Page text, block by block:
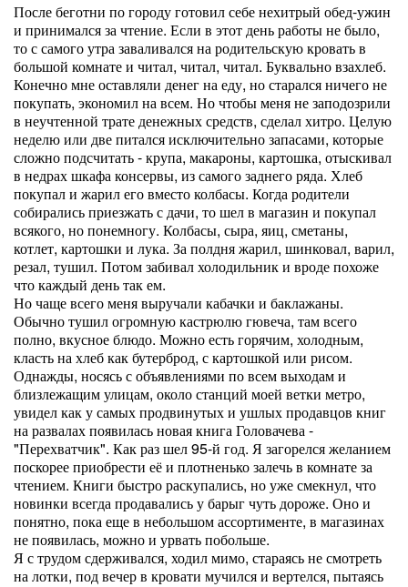
После беготни по городу готовил себе нехитрый обед-ужин
и принимался за чтение. Если в этот день работы не было,
то с самого утра заваливался на родительскую кровать в
большой комнате и читал, читал, читал. Буквально взахлеб.
Конечно мне оставляли денег на еду, но старался ничего не
покупать, экономил на всем. Но чтобы меня не заподозрили
в неучтенной трате денежных средств, сделал хитро. Целую
неделю или две питался исключительно запасами, которые
сложно подсчитать - крупа, макароны, картошка, отыскивал
в недрах шкафа консервы, из самого заднего ряда. Хлеб
покупал и жарил его вместо колбасы. Когда родители
собирались приезжать с дачи, то шел в магазин и покупал
всякого, но понемногу. Колбасы, сыра, яиц, сметаны,
котлет, картошки и лука. За полдня жарил, шинковал, варил,
резал, тушил. Потом забивал холодильник и вроде похоже
что каждый день так ем.
Но чаще всего меня выручали кабачки и баклажаны.
Обычно тушил огромную кастрюлю гювеча, там всего
полно, вкусное блюдо. Можно есть горячим, холодным,
класть на хлеб как бутерброд, с картошкой или рисом.
Однажды, носясь с объявлениями по всем выходам и
близлежащим улицам, около станций моей ветки метро,
увидел как у самых продвинутых и ушлых продавцов книг
на развалах появилась новая книга Головачева -
"Перехватчик". Как раз шел 95-й год. Я загорелся желанием
поскорее приобрести её и плотненько залечь в комнате за
чтением. Книги быстро раскупались, но уже смекнул, что
новинки всегда продавались у барыг чуть дороже. Оно и
понятно, пока еще в небольшом ассортименте, в магазинах
не появилась, можно и урвать побольше.
Я с трудом сдерживался, ходил мимо, стараясь не смотреть
на лотки, под вечер в кровати мучился и вертелся, пытаясь